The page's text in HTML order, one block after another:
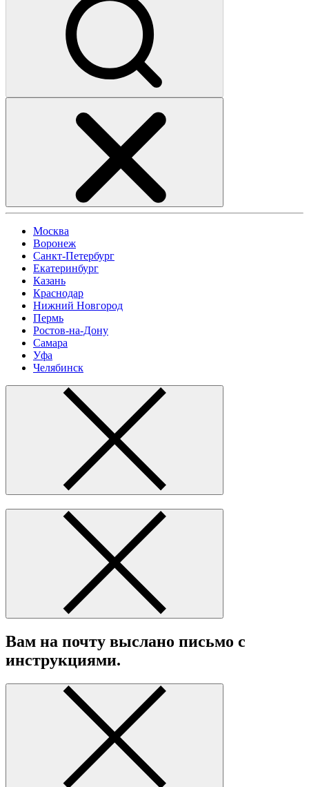
Москва
Воронеж
Санкт-Петербург
Екатеринбург
Казань
Краснодар
Нижний Новгород
Пермь
Ростов-на-Дону
Самара
Уфа
Челябинск
Вам на почту выслано письмо с
инструкциями.